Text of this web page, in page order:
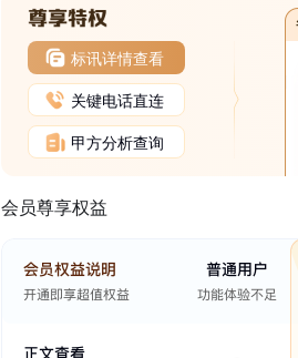
标讯详情查看
关键电话直连
甲方分析查询
会员尊享权益